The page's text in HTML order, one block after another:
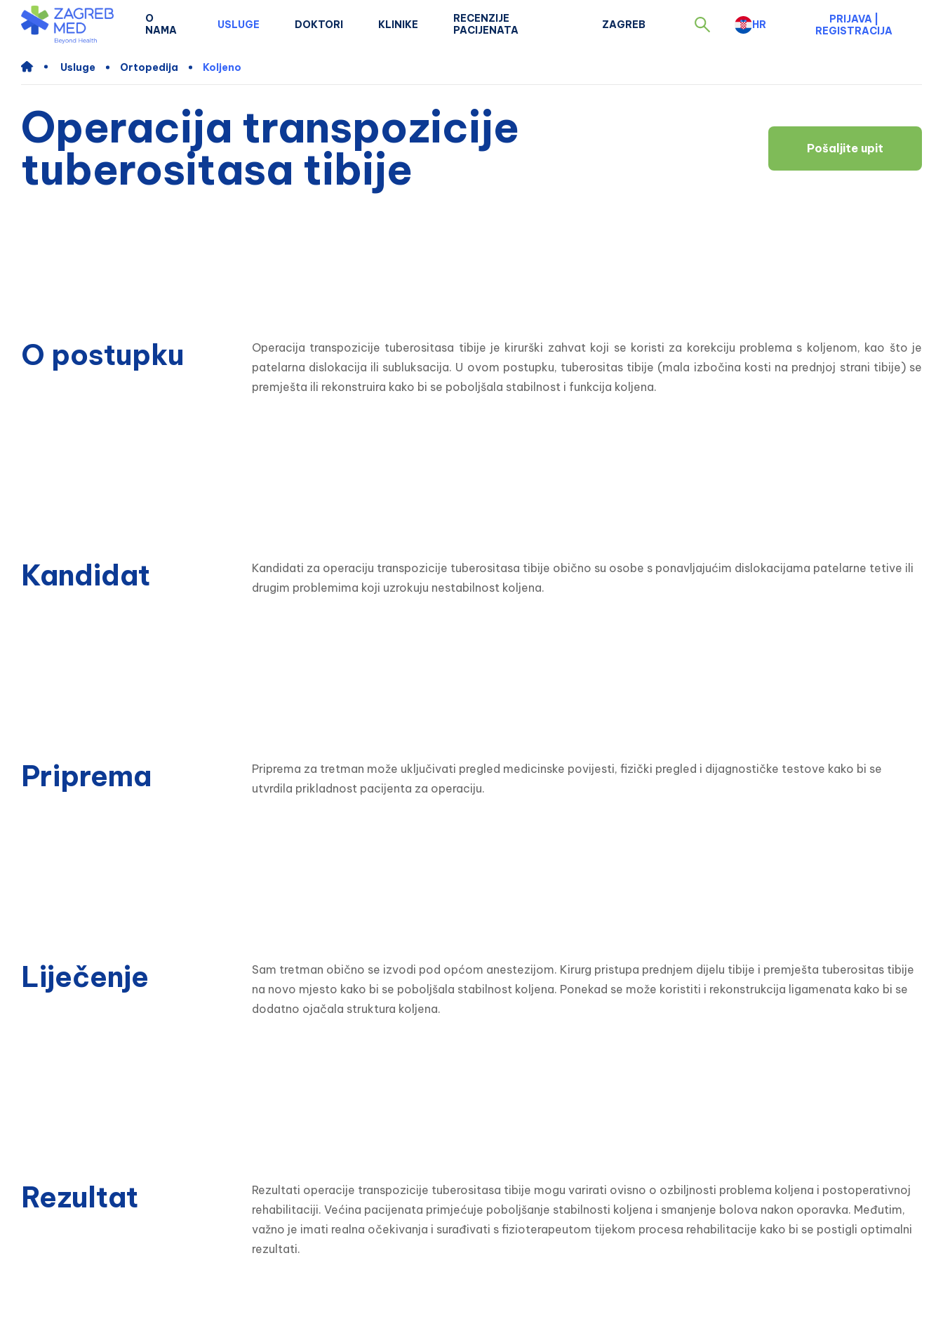
O
NAMA
USLUGE DOKTORI KLINIKE
RECENZIJE
PACIJENATA
ZAGREB HR PRIJAVA
REGISTRACIJA
Usluge Ortopedija Koljeno
Operacija transpozicije
tuberositasa tibije Pošaljite upit
O postupku
Operacija transpozicije tuberositasa tibije je kirurški zahvat koji se koristi za korekciju problema s koljenom, kao što je
patelarna dislokacija ili subluksacija. U ovom postupku, tuberositas tibije (mala izbočina kosti na prednjoj strani tibije) se
premješta ili rekonstruira kako bi se poboljšala stabilnost i funkcija koljena.
Kandidat
Kandidati za operaciju transpozicije tuberositasa tibije obično su osobe s ponavljajućim dislokacijama patelarne tetive ili
drugim problemima koji uzrokuju nestabilnost koljena.
Priprema
Priprema za tretman može uključivati pregled medicinske povijesti, fizički pregled i dijagnostičke testove kako bi se
utvrdila prikladnost pacijenta za operaciju.
Liječenje
Sam tretman obično se izvodi pod općom anestezijom. Kirurg pristupa prednjem dijelu tibije i premješta tuberositas tibije
na novo mjesto kako bi se poboljšala stabilnost koljena. Ponekad se može koristiti i rekonstrukcija ligamenata kako bi se
dodatno ojačala struktura koljena.
Rezultat
Rezultati operacije transpozicije tuberositasa tibije mogu varirati ovisno o ozbiljnosti problema koljena i postoperativnoj
rehabilitaciji. Većina pacijenata primjećuje poboljšanje stabilnosti koljena i smanjenje bolova nakon oporavka. Međutim,
važno je imati realna očekivanja i surađivati s fizioterapeutom tijekom procesa rehabilitacije kako bi se postigli optimalni
rezultati.